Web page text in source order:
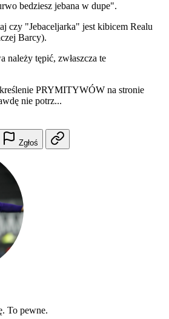
bedziesz jebana w dupe".
czy "Jebaceljarka" jest kibicem Realu
Barcy).
należy tępić, zwłaszcza te
PRYMITYWÓW na stronie
nie potrz...
Zgłoś
To pewne.